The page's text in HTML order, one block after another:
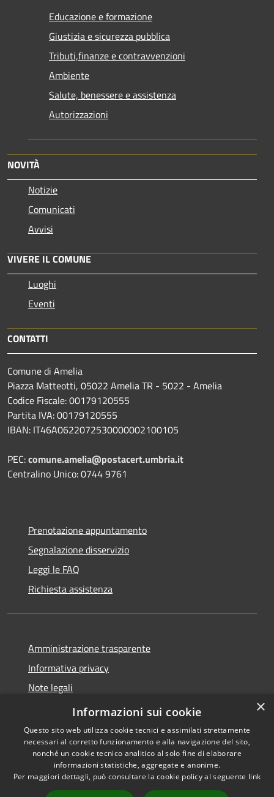
Educazione e formazione
Giustizia e sicurezza pubblica
Tributi,finanze e contravvenzioni
Ambiente
Salute, benessere e assistenza
Autorizzazioni
NOVITÀ
Notizie
Comunicati
Avvisi
VIVERE IL COMUNE
Luoghi
Eventi
CONTATTI
Comune di Amelia
Piazza Matteotti, 05022 Amelia TR - 5022 - Amelia
Codice Fiscale: 00179120555
Partita IVA: 00179120555
IBAN: IT46A0622072530000002100105
PEC:comune.amelia@postacert.umbria.it
Centralino Unico: 0744 9761
Prenotazione appuntamento
Segnalazione disservizio
Leggi le FAQ
Richiesta assistenza
Amministrazione trasparente
Informativa privacy
Note legali
Dichiarazione di accessibilità
Accessibilità
Copyright © 2026 • Comune di
Amelia • Powered by
×
Informazioni sui cookie
Questo sito web utilizza cookie tecnici e assimilati strettamente
necessari al corretto funzionamento e alla navigazione del sito,
nonché un cookie tecnico analitico al solo fine di elaborare
informazioni statistiche, aggregate e anonime.
Per maggiori dettagli, può consultare la cookie policy al seguente link